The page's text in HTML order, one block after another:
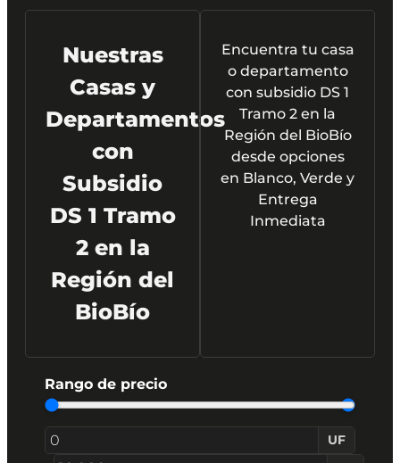
Nuestras
Casas y
Departamentos
con
Subsidio
DS 1 Tramo
2 en la
Región del
BioBío
Encuentra tu casa
o departamento
con subsidio DS 1
Tramo 2 en la
Región del BioBío
desde opciones
en Blanco, Verde y
Entrega
Inmediata
Rango de precio
UF